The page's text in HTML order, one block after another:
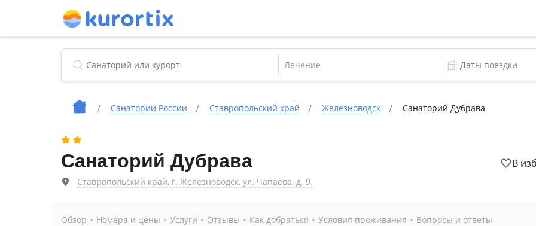
Лечение
Cанатории России Ставропольский край Железноводск Санаторий Дубрава
Санаторий Дубрава
Ставропольский край, г. Железноводск, ул. Чапаева, д. 9.
В
Обзор Номера и цены Услуги Отзывы Как добраться Условия проживания Вопросы и ответы